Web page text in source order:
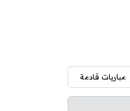
مباريات قادمة